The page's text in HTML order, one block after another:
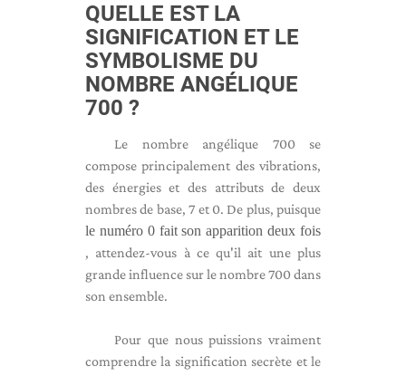
QUELLE EST LA
SIGNIFICATION ET LE
SYMBOLISME DU
NOMBRE ANGÉLIQUE
700 ?
Le nombre angélique 700 se
compose principalement des vibrations,
des énergies et des attributs de deux
nombres de base, 7 et 0. De plus, puisque
le numéro 0 fait son apparition deux fois
, attendez-vous à ce qu'il ait une plus
grande influence sur le nombre 700 dans
son ensemble.
Pour que nous puissions vraiment
comprendre la signification secrète et le